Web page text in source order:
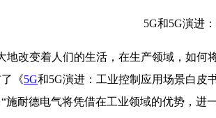
5G和5G演进
改变着人们的生活，在生产领域，如何
《5G和5G演进：工业控制应用场景白皮
耐德电气将凭借在工业领域的优势，